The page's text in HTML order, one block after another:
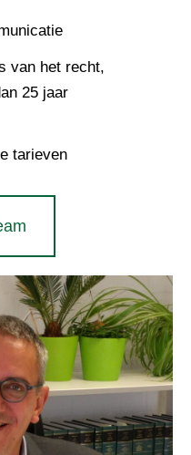
van het recht,
25 jaar
tarieven